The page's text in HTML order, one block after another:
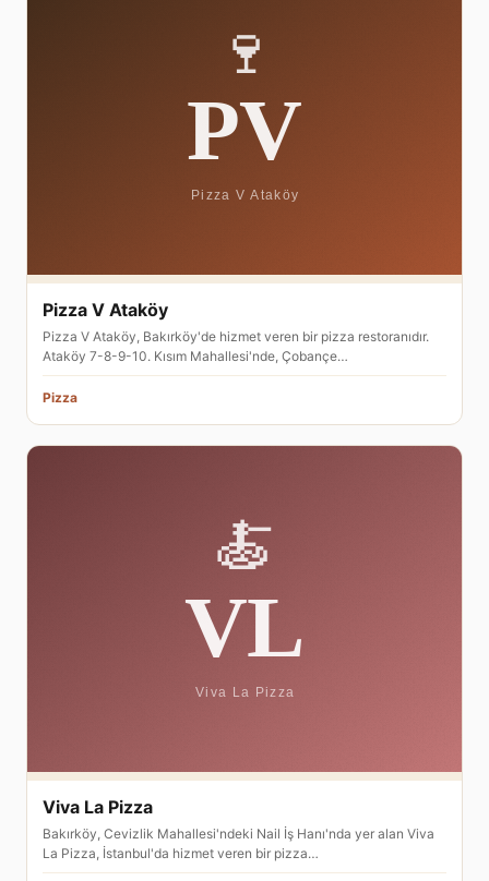
Pizza V Ataköy
Pizza V Ataköy, Bakırköy'de hizmet veren bir pizza restoranıdır.
Ataköy 7-8-9-10. Kısım Mahallesi'nde, Çobançe…
Pizza
Viva La Pizza
Bakırköy, Cevizlik Mahallesi'ndeki Nail İş Hanı'nda yer alan Viva
La Pizza, İstanbul'da hizmet veren bir pizza…